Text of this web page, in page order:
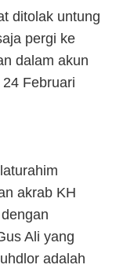
ditolak untung
pergi ke
dalam akun
Februari
akrab KH
Ali yang
adalah